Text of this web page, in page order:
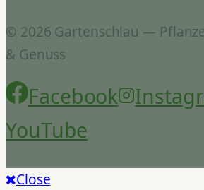
© 2026 Gartenschlau —
& Genuss
Facebook
YouTube
Close